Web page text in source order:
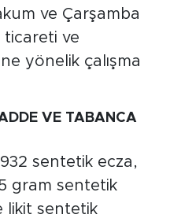
ve Çarşamba
ve
yönelik çalışma
VE TABANCA
sentetik ecza,
gram sentetik
likit sentetik